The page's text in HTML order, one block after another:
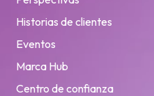
Historias de clientes
Eventos
Marca Hub
Centro de confianza